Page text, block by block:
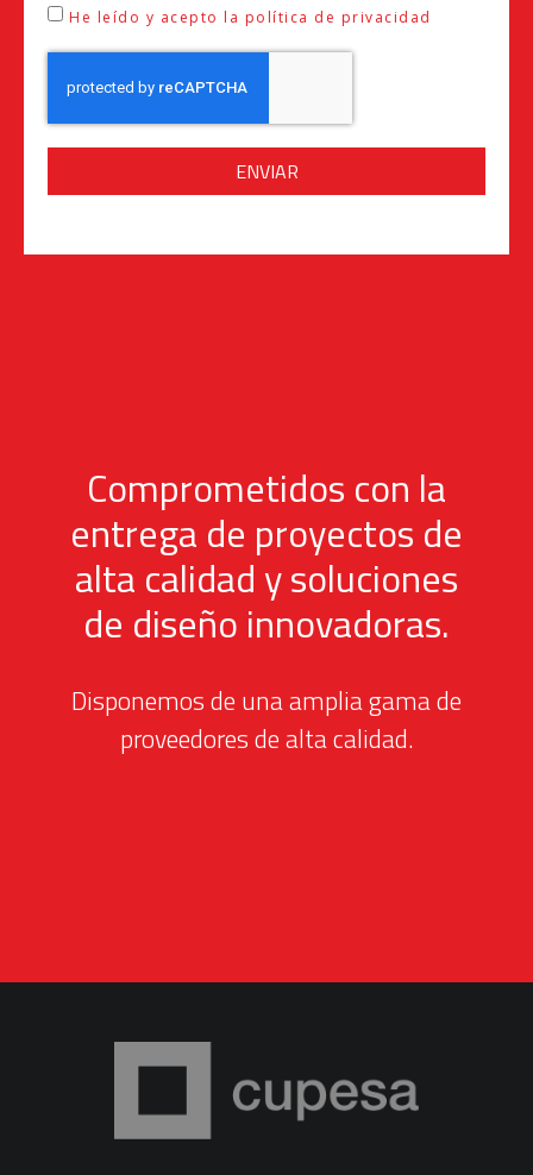
He leído y acepto la política de privacidad
ENVIAR
Comprometidos con la
entrega de proyectos de
alta calidad y soluciones
de diseño innovadoras.
Disponemos de una amplia gama de
proveedores de alta calidad.